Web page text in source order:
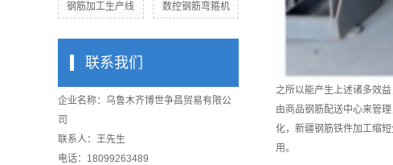
钢筋加工生产线 数控钢筋弯箍机
联系我们
企业名称：乌鲁木齐博世争昌贸易有限公
司
联系人：王先生
电话：18099263489
之所以能产生上述诸多效
由商品钢筋配送中心来管
化，新疆钢筋铁件加工缩
用。